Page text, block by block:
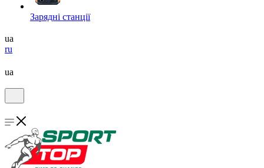
Зарядні станції
ua
ru
ua